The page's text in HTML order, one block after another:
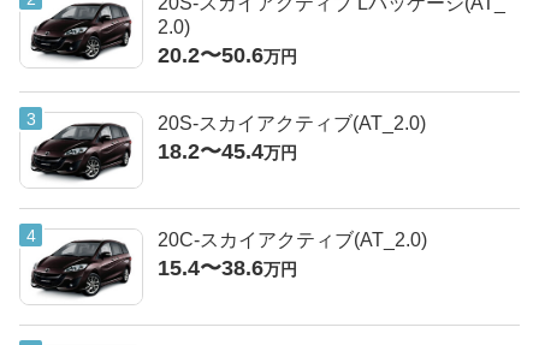
2.0)
20.2〜50.6万円
20S-スカイアクティブ(AT_2.0)
18.2〜45.4万円
20C-スカイアクティブ(AT_2.0)
15.4〜38.6万円